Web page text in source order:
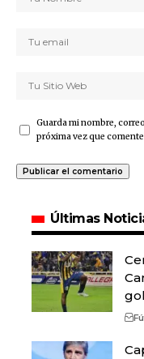
Guarda mi nombre,
próxima vez que
Últimas